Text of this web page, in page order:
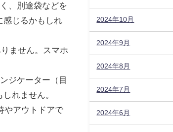
、別途袋などを
じるかもしれ
ません。スマホ
ジケーター（目
れません。
やアウトドアで
2024年10月
2024年9月
2024年8月
2024年7月
2024年6月